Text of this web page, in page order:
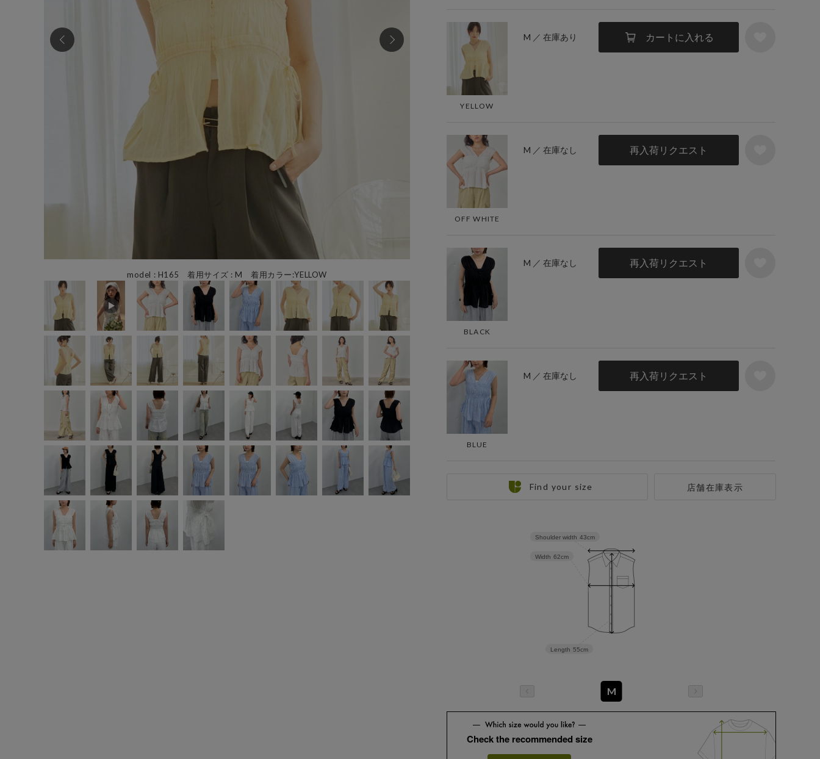
model : H165 着用サイズ : M 着用カラー:YELLOW
YELLOW
M ／ 在庫あり カートに入れる
OFF WHITE
M ／ 在庫なし 再入荷リクエスト
BLACK
M ／ 在庫なし 再入荷リクエスト
BLUE
M ／ 在庫なし 再入荷リクエスト
店舗在庫表示
Find your size
Length 55cm
Width 62cm
Shoulder width 43cm
M
Check the recommended size